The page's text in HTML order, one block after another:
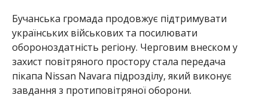
Бучанська громада продовжує підтримувати
українських військових та посилювати
обороноздатність регіону. Черговим внеском у
захист повітряного простору стала передача
пікапа Nissan Navara підрозділу, який виконує
завдання з протиповітряної оборони.